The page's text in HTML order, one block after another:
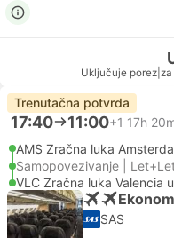
Uključuje porez
Trenutačna potvrda
17:40 11:00+1 17h
AMS Zračna luka
Samopovezivanje |
VLC Zračna luka Valencia
SAS